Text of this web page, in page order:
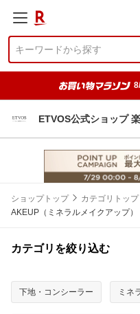
ETVOS公式ショップ
ショップトップ カテゴリトップ
AKEUP（ミネラルメイクアップ）
カテゴリを絞り込む
下地・コンシーラー ミネ